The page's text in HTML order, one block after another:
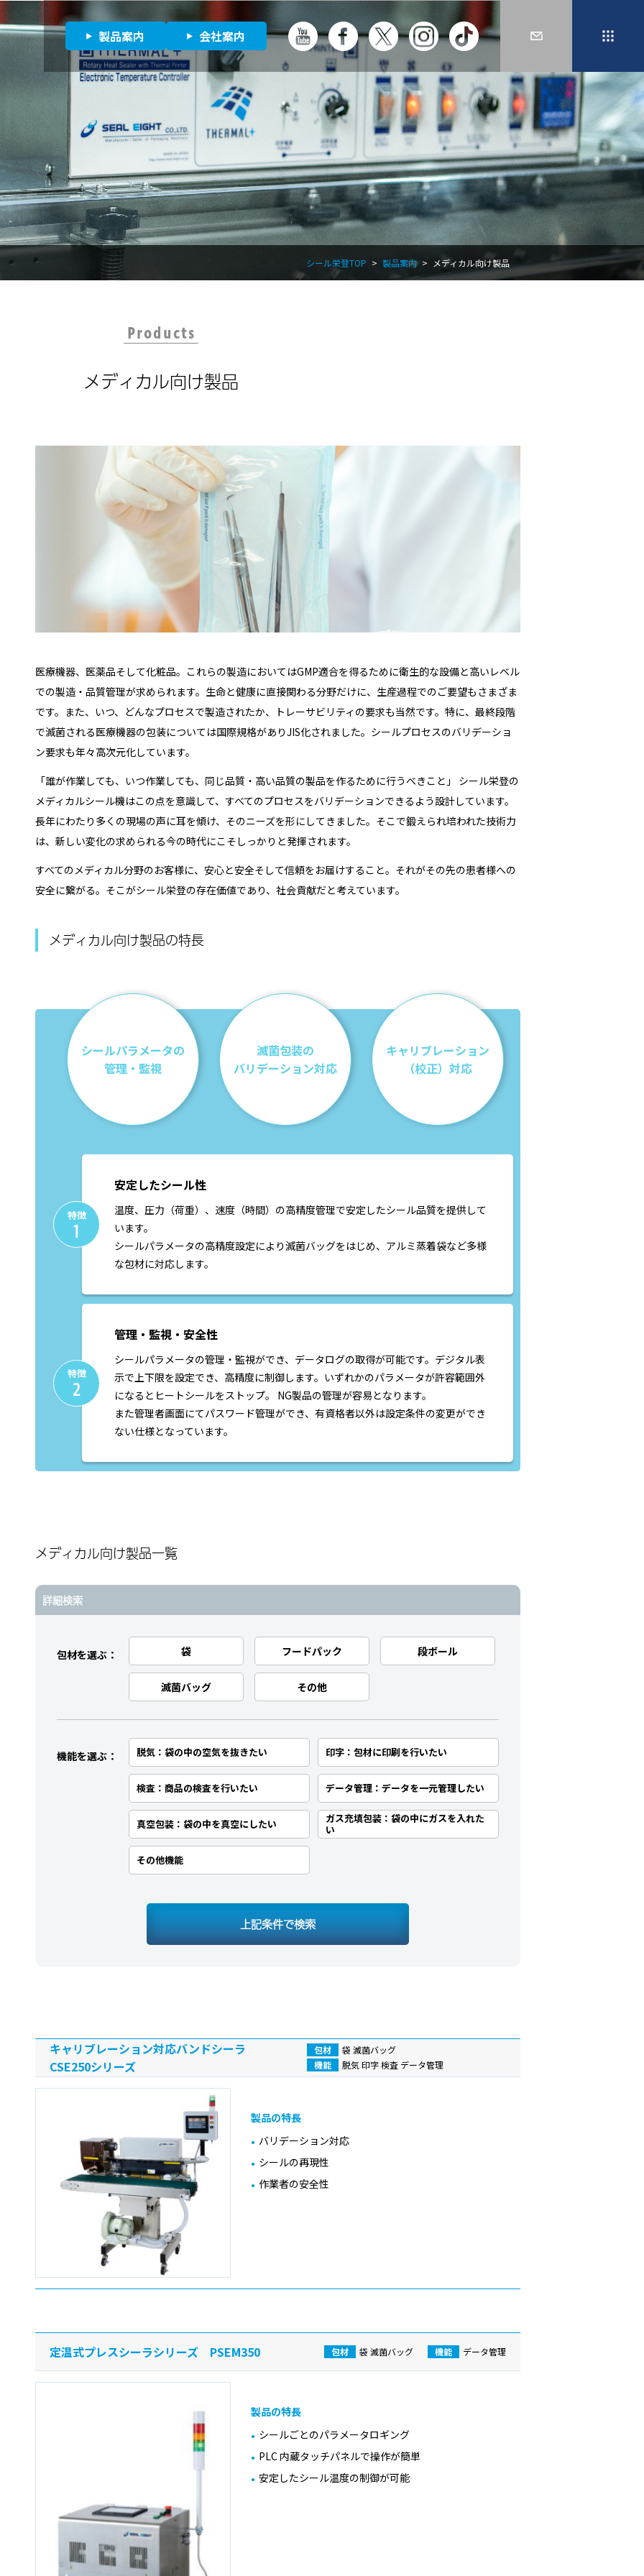
製品案内 会社案内
シール栄登TOP 製品案内 メディカル向け製品
Products
メディカル向け製品
医療機器、医薬品そして化粧品。これらの製造においてはGMP適合を得るために衛生的な設備と高いレベル
での製造・品質管理が求められます。生命と健康に直接関わる分野だけに、生産過程でのご要望もさまざま
です。また、いつ、どんなプロセスで製造されたか、トレーサビリティの要求も当然です。特に、最終段階
で滅菌される医療機器の包装については国際規格がありJIS化されました。シールプロセスのバリデーショ
ン要求も年々高次元化しています。
「誰が作業しても、いつ作業しても、同じ品質・高い品質の製品を作るために行うべきこと」 シール栄登の
メディカルシール機はこの点を意識して、すべてのプロセスをバリデーションできるよう設計しています。
長年にわたり多くの現場の声に耳を傾け、そのニーズを形にしてきました。そこで鍛えられ培われた技術力
は、新しい変化の求められる今の時代にこそしっかりと発揮されます。
すべてのメディカル分野のお客様に、安心と安全そして信頼をお届けすること。それがその先の患者様への
安全に繋がる。そこがシール栄登の存在価値であり、社会貢献だと考えています。
メディカル向け製品の特長
シールパラメータの
管理・監視
滅菌包装の
バリデーション対応
キャリブレーション
（校正）対応
特徴
1
安定したシール性
温度、圧力（荷重）、速度（時間）の高精度管理で安定したシール品質を提供して
います。
シールパラメータの高精度設定により滅菌バッグをはじめ、アルミ蒸着袋など多様
な包材に対応します。
特徴
2
管理・監視・安全性
シールパラメータの管理・監視ができ、データログの取得が可能です。デジタル表
示で上下限を設定でき、高精度に制御します。いずれかのパラメータが許容範囲外
になるとヒートシールをストップ。 NG製品の管理が容易となります。
また管理者画面にてパスワード管理ができ、有資格者以外は設定条件の変更ができ
ない仕様となっています。
メディカル向け製品一覧
詳細検索
包材を選ぶ： 袋 フードパック 段ボール
滅菌バッグ その他
機能を選ぶ： 脱気：袋の中の空気を抜きたい 印字：包材に印刷を行いたい
検査：商品の検査を行いたい データ管理：データを一元管理したい
真空包装：袋の中を真空にしたい
ガス充填包装：袋の中にガスを入れた
い
その他機能
キャリブレーション対応バンドシーラ
CSE250シリーズ
包材 袋 滅菌バッグ
機能
脱気 印字検査 データ管理
製品の特長
バリデーション対応
シールの再現性
作業者の安全性
定温式プレスシーラシリーズ PSEM350 包材 袋 滅菌バッグ 機能 データ管理
製品の特長
シールごとのパラメータロギング
PLC 内蔵タッチパネルで操作が簡単
安定したシール温度の制御が可能